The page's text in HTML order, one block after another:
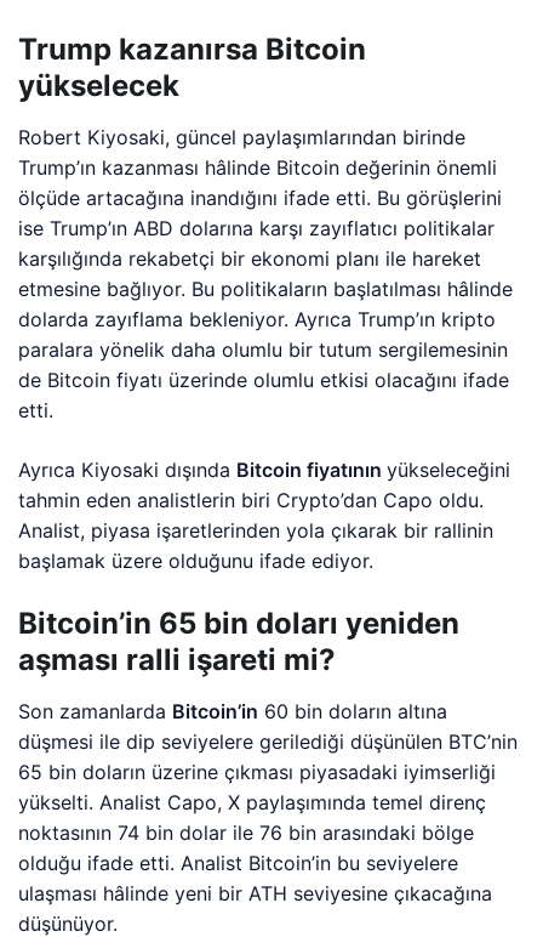
Trump kazanırsa Bitcoin
yükselecek
Robert Kiyosaki, güncel paylaşımlarından birinde
Trump’ın kazanması hâlinde Bitcoin değerinin önemli
ölçüde artacağına inandığını ifade etti. Bu görüşlerini
ise Trump’ın ABD dolarına karşı zayıflatıcı politikalar
karşılığında rekabetçi bir ekonomi planı ile hareket
etmesine bağlıyor. Bu politikaların başlatılması hâlinde
dolarda zayıflama bekleniyor. Ayrıca Trump’ın kripto
paralara yönelik daha olumlu bir tutum sergilemesinin
de Bitcoin fiyatı üzerinde olumlu etkisi olacağını ifade
etti.
Ayrıca Kiyosaki dışında Bitcoin fiyatınınyükseleceğini
tahmin eden analistlerin biri Crypto’dan Capo oldu.
Analist, piyasa işaretlerinden yola çıkarak bir rallinin
başlamak üzere olduğunu ifade ediyor.
Bitcoin’in 65 bin doları yeniden
aşması ralli işareti mi?
Son zamanlarda Bitcoin’in 60 bin doların altına
düşmesi ile dip seviyelere gerilediği düşünülen BTC’nin
65 bin doların üzerine çıkması piyasadaki iyimserliği
yükselti. Analist Capo, X paylaşımında temel direnç
noktasının 74 bin dolar ile 76 bin arasındaki bölge
olduğu ifade etti. Analist Bitcoin’in bu seviyelere
ulaşması hâlinde yeni bir ATH seviyesine çıkacağına
düşünüyor.